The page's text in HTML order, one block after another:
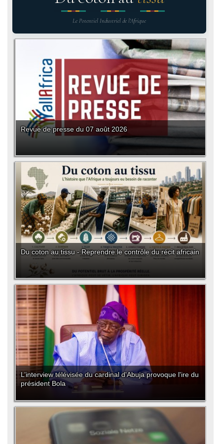
Le Potentiel Industriel de l'Afrique
Revue de presse du 07 août 2026
Du coton au tissu - Reprendre le contrôle du récit africain
L’interview télévisée du cardinal d'Abuja provoque l'ire du
président Bola